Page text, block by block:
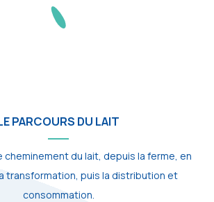
PARCOURS DU LAIT
cheminement du lait, depuis la ferme, en
transformation, puis la distribution et
consommation.